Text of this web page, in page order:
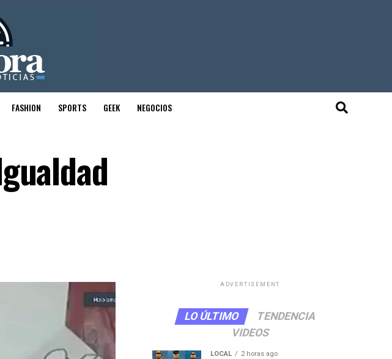
FASHION SPORTS GEEK NEGOCIOS
ADVERTISEMENT
LO ÚLTIMO
TENDENCIA
VIDEOS
LOCAL 2 horas ago